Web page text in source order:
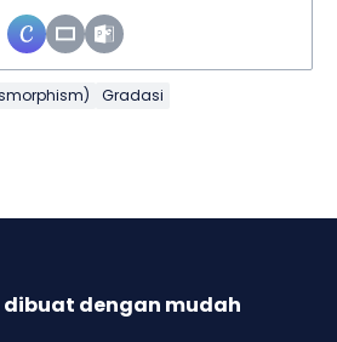
Gradasi
dibuat dengan mudah